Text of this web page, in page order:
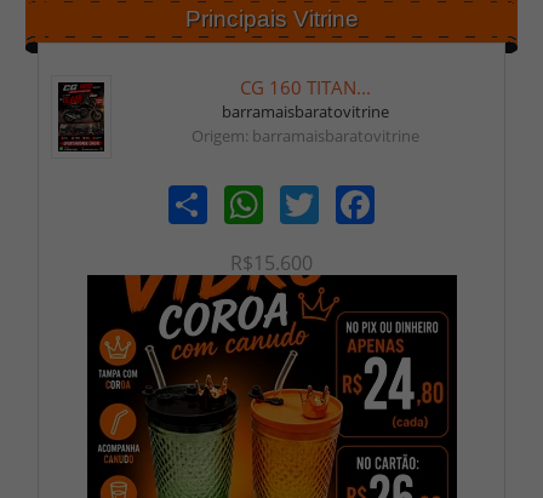
Principais Vitrine
CG 160 TITAN...
barramaisbaratovitrine
Origem: barramaisbaratovitrine
Share WhatsAppTwitter Facebook
R$15.600